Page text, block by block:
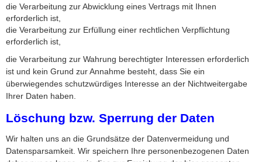
die Verarbeitung zur Abwicklung eines Vertrags mit Ihnen
erforderlich ist,
die Verarbeitung zur Erfüllung einer rechtlichen Verpflichtung
erforderlich ist,
die Verarbeitung zur Wahrung berechtigter Interessen erforderlich
ist und kein Grund zur Annahme besteht, dass Sie ein
überwiegendes schutzwürdiges Interesse an der Nichtweitergabe
Ihrer Daten haben.
Löschung bzw. Sperrung der Daten
Wir halten uns an die Grundsätze der Datenvermeidung und
Datensparsamkeit. Wir speichern Ihre personenbezogenen Daten